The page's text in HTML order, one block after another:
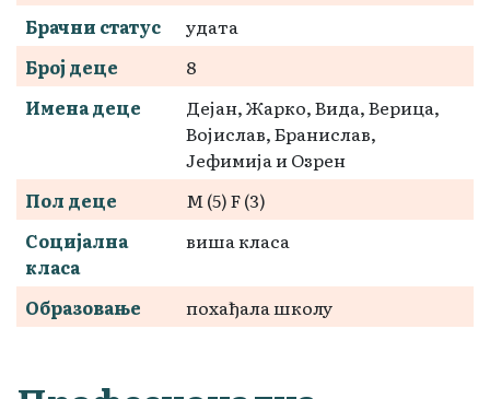
Брачни статус
удата
Број деце
8
Имена деце
Дејан, Жарко, Вида, Верица,
Војислав, Бранислав,
Јефимија и Озрен
Пол деце
М (5) F (3)
Социјална
класа
виша класа
Образовање похађала школу